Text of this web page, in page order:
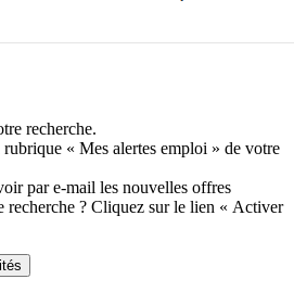
recherche.
« Mes alertes emploi » de votre
par e-mail les nouvelles offres
recherche ? Cliquez sur le lien « Activer